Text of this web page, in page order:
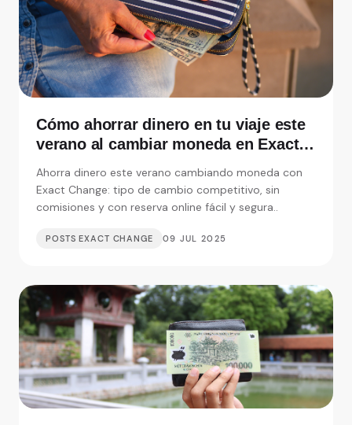
Cómo ahorrar dinero en tu viaje este
verano al cambiar moneda en Exact
Ahorra dinero este verano cambiando moneda con
Exact Change: tipo de cambio competitivo, sin
comisiones y con reserva online fácil y segura..
POSTS EXACT CHANGE 09 JUL 2025